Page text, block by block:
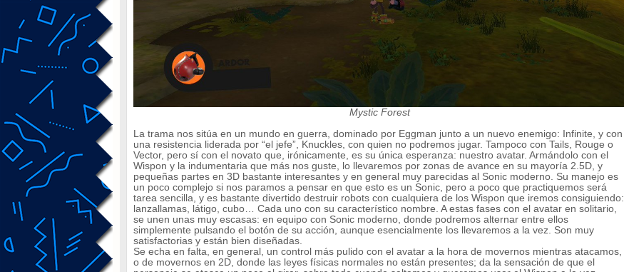
Mystic Forest
La trama nos sitúa en un mundo en guerra, dominado por Eggman junto a un nuevo enemigo: Infinite, y con
una resistencia liderada por “el jefe”, Knuckles, con quien no podremos jugar. Tampoco con Tails, Rouge o
Vector, pero sí con el novato que, irónicamente, es su única esperanza: nuestro avatar. Armándolo con el
Wispon y la indumentaria que más nos guste, lo llevaremos por zonas de avance en su mayoría 2.5D, y
pequeñas partes en 3D bastante interesantes y en general muy parecidas al Sonic moderno. Su manejo es
un poco complejo si nos paramos a pensar en que esto es un Sonic, pero a poco que practiquemos será
tarea sencilla, y es bastante divertido destruir robots con cualquiera de los Wispon que iremos consiguiendo:
lanzallamas, látigo, cubo… Cada uno con su característico nombre. A estas fases con el avatar en solitario,
se unen unas muy escasas: en equipo con Sonic moderno, donde podremos alternar entre ellos
simplemente pulsando el botón de su acción, aunque esencialmente los llevaremos a la vez. Son muy
satisfactorias y están bien diseñadas.
Se echa en falta, en general, un control más pulido con el avatar a la hora de movernos mientras atacamos,
o de movernos en 2D, donde las leyes físicas normales no están presentes; da la sensación de que el